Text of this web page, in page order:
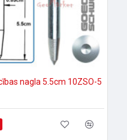
nagla 5.5cm 10ZSO-5